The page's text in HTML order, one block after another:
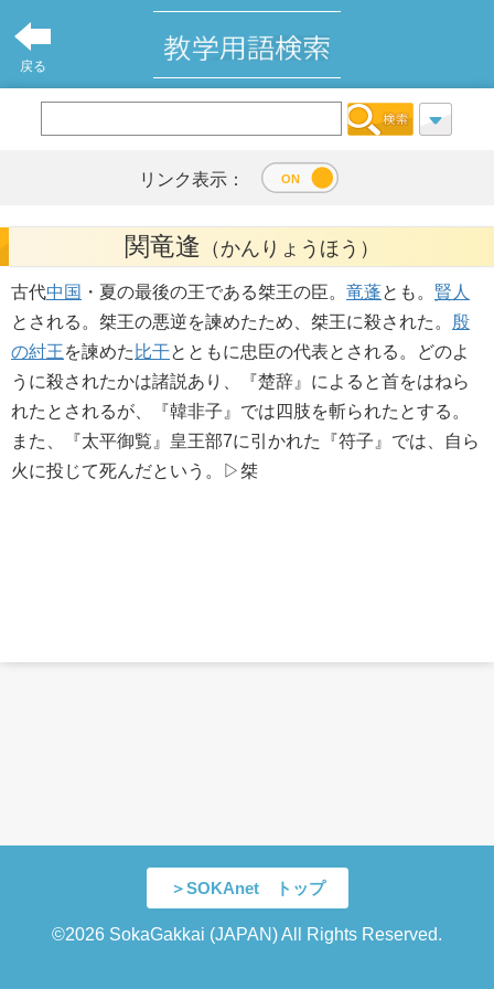
戻る
リンク表示：
関竜逢 （かんりょうほう）
古代中国 ・夏の最後の王である桀王の臣。 竜蓬とも。 賢人
とされる。桀王の悪逆を諫めたため、桀王に殺された。 殷
の紂王を諫めた 比干とともに忠臣の代表とされる。どのよ
うに殺されたかは諸説あり、『楚辞』によると首をはねら
れたとされるが、『韓非子』では四肢を斬られたとする。
また、『太平御覧』皇王部7に引かれた『符子』では、自ら
火に投じて死んだという。▷桀
＞SOKAnet トップ
©2026 SokaGakkai (JAPAN) All Rights Reserved.